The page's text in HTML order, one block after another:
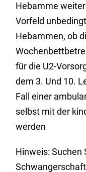
Hebamme
Vorfeld
Hebammen, ob
für die U2-
dem 3. Und 10.
Fall einer
selbst mit der
werden
Hinweis: Suchen